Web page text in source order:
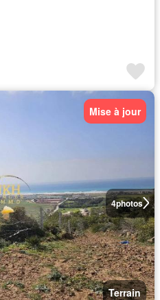
4photos
Mise à jour
Terrain